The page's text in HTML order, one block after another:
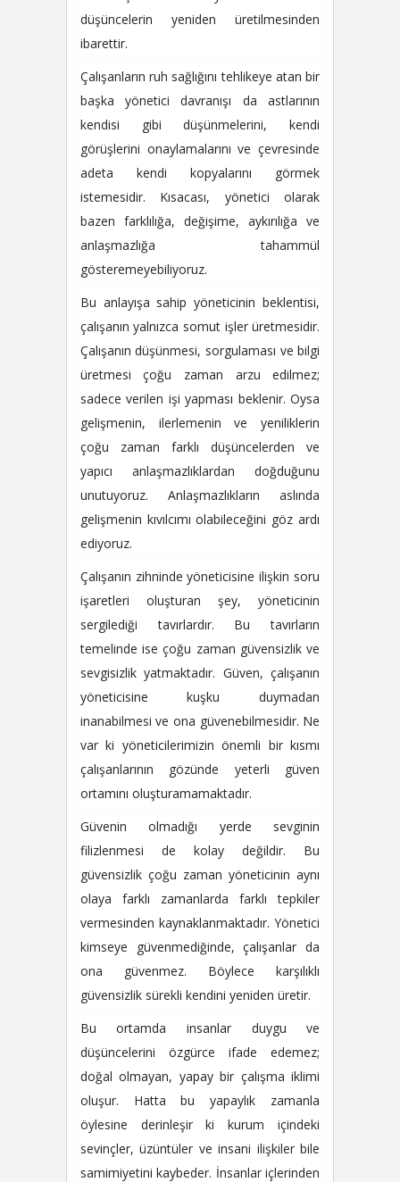
düşüncelerin yeniden üretilmesinden
ibarettir.
Çalışanların ruh sağlığını tehlikeye atan bir
başka yönetici davranışı da astlarının
kendisi gibi düşünmelerini, kendi
görüşlerini onaylamalarını ve çevresinde
adeta kendi kopyalarını görmek
istemesidir. Kısacası, yönetici olarak
bazen farklılığa, değişime, aykırılığa ve
anlaşmazlığa tahammül
gösteremeyebiliyoruz.
Bu anlayışa sahip yöneticinin beklentisi,
çalışanın yalnızca somut işler üretmesidir.
Çalışanın düşünmesi, sorgulaması ve bilgi
üretmesi çoğu zaman arzu edilmez;
sadece verilen işi yapması beklenir. Oysa
gelişmenin, ilerlemenin ve yeniliklerin
çoğu zaman farklı düşüncelerden ve
yapıcı anlaşmazlıklardan doğduğunu
unutuyoruz. Anlaşmazlıkların aslında
gelişmenin kıvılcımı olabileceğini göz ardı
ediyoruz.
Çalışanın zihninde yöneticisine ilişkin soru
işaretleri oluşturan şey, yöneticinin
sergilediği tavırlardır. Bu tavırların
temelinde ise çoğu zaman güvensizlik ve
sevgisizlik yatmaktadır. Güven, çalışanın
yöneticisine kuşku duymadan
inanabilmesi ve ona güvenebilmesidir. Ne
var ki yöneticilerimizin önemli bir kısmı
çalışanlarının gözünde yeterli güven
ortamını oluşturamamaktadır.
Güvenin olmadığı yerde sevginin
filizlenmesi de kolay değildir. Bu
güvensizlik çoğu zaman yöneticinin aynı
olaya farklı zamanlarda farklı tepkiler
vermesinden kaynaklanmaktadır. Yönetici
kimseye güvenmediğinde, çalışanlar da
ona güvenmez. Böylece karşılıklı
güvensizlik sürekli kendini yeniden üretir.
Bu ortamda insanlar duygu ve
düşüncelerini özgürce ifade edemez;
doğal olmayan, yapay bir çalışma iklimi
oluşur. Hatta bu yapaylık zamanla
öylesine derinleşir ki kurum içindeki
sevinçler, üzüntüler ve insani ilişkiler bile
samimiyetini kaybeder. İnsanlar içlerinden